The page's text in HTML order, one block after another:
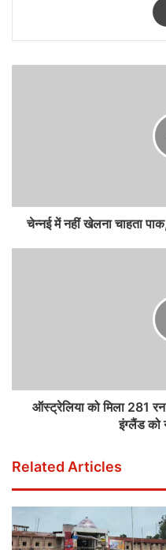
चेन्नई में नहीं खेलना चाहता
ऑस्ट्रेलिया को मिला 281 रन
इंग्लैंड को
Related Articles